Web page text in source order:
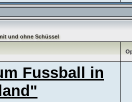
und ohne Schüssel
Fussball in